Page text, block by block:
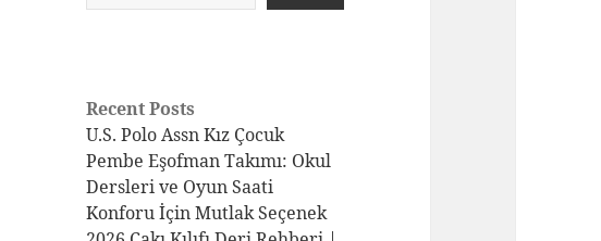
Recent Posts
U.S. Polo Assn Kız Çocuk
Pembe Eşofman Takımı: Okul
Dersleri ve Oyun Saati
Konforu İçin Mutlak Seçenek